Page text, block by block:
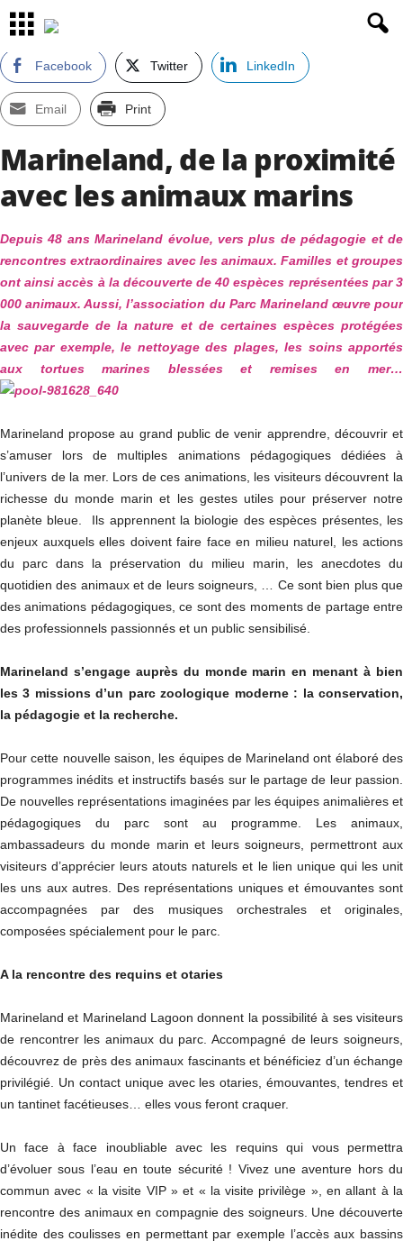
Facebook Twitter LinkedIn
Email Print
Marineland, de la proximité
avec les animaux marins
Depuis 48 ans Marineland évolue, vers plus de pédagogie et de
rencontres extraordinaires avec les animaux. Familles et groupes
ont ainsi accès à la découverte de 40 espèces représentées par 3
000 animaux. Aussi, l’association du Parc Marineland œuvre pour
la sauvegarde de la nature et de certaines espèces protégées
avec par exemple, le nettoyage des plages, les soins apportés
aux tortues marines blessées et remises en mer…
Marineland propose au grand public de venir apprendre, découvrir et
s’amuser lors de multiples animations pédagogiques dédiées à
l’univers de la mer. Lors de ces animations, les visiteurs découvrent la
richesse du monde marin et les gestes utiles pour préserver notre
planète bleue. Ils apprennent la biologie des espèces présentes, les
enjeux auxquels elles doivent faire face en milieu naturel, les actions
du parc dans la préservation du milieu marin, les anecdotes du
quotidien des animaux et de leurs soigneurs, … Ce sont bien plus que
des animations pédagogiques, ce sont des moments de partage entre
des professionnels passionnés et un public sensibilisé.
Marineland s’engage auprès du monde marin en menant à bien
les 3 missions d’un parc zoologique moderne : la conservation,
la pédagogie et la recherche.
Pour cette nouvelle saison, les équipes de Marineland ont élaboré des
programmes inédits et instructifs basés sur le partage de leur passion.
De nouvelles représentations imaginées par les équipes animalières et
pédagogiques du parc sont au programme. Les animaux,
ambassadeurs du monde marin et leurs soigneurs, permettront aux
visiteurs d’apprécier leurs atouts naturels et le lien unique qui les unit
les uns aux autres. Des représentations uniques et émouvantes sont
accompagnées par des musiques orchestrales et originales,
composées spécialement pour le parc.
A la rencontre des requins et otaries
Marineland et Marineland Lagoon donnent la possibilité à ses visiteurs
de rencontrer les animaux du parc. Accompagné de leurs soigneurs,
découvrez de près des animaux fascinants et bénéficiez d’un échange
privilégié. Un contact unique avec les otaries, émouvantes, tendres et
un tantinet facétieuses… elles vous feront craquer.
Un face à face inoubliable avec les requins qui vous permettra
d’évoluer sous l’eau en toute sécurité ! Vivez une aventure hors du
commun avec « la visite VIP » et « la visite privilège », en allant à la
rencontre des animaux en compagnie des soigneurs. Une découverte
inédite des coulisses en permettant par exemple l’accès aux bassins